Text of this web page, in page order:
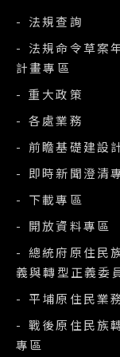
- 法規查詢
- 法規命令草案
計畫專區
- 重大政策
- 各處業務
- 前瞻基礎建設
- 即時新聞澄清
- 下載專區
- 開放資料專區
- 總統府原住民
義與轉型正義委
- 平埔原住民業
- 戰後原住民族
專區